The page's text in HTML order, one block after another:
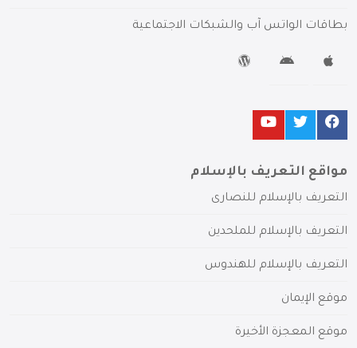
بطاقات الواتس آب والشبكات الاجتماعية
مواقع التعريف بالإسلام
التعريف بالإسلام للنصارى
التعريف بالإسلام للملحدين
التعريف بالإسلام للهندوس
موقع الإيمان
موقع المعجزة الأخيرة